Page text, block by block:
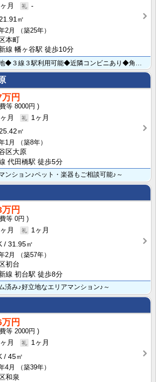
月
-
㎡
2月
（築25年）
本町
線 幡ヶ谷駅 徒歩10分
円
8000円
月
1ヶ月
㎡
1月
（築8年）
区大原
代田橋駅 徒歩5分
ンション♪ペット・楽器もご相談可能♪～
円
0円
月
1ヶ月
31.95㎡
2月
（築57年）
初台
線 初台駅 徒歩8分
済み♪好立地なエリアマンション♪～
円
2000円
月
1ヶ月
45㎡
4月
（築39年）
和泉